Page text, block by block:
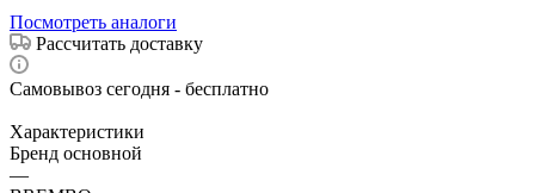
Посмотреть аналоги
Рассчитать доставку
Самовывоз сегодня - бесплатно
Характеристики
Бренд основной
—